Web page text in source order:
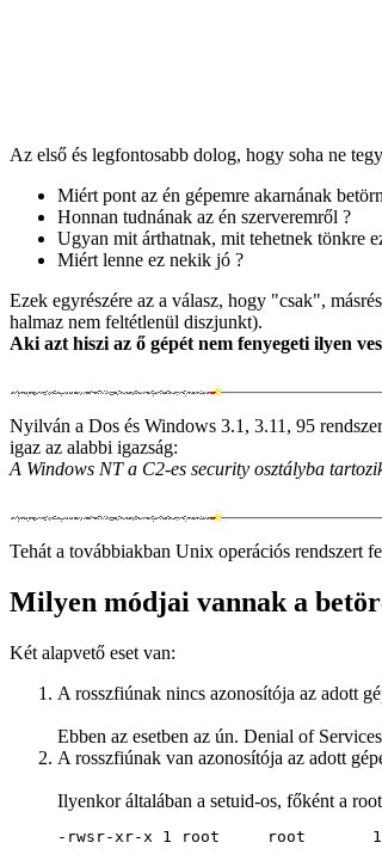
Az első és legfontosabb dolog, hogy soha ne
Miért pont az én gépemre akarnának
Honnan tudnának az én szerveremről ?
Ugyan mit árthatnak, mit tehetnek tönkre
Miért lenne ez nekik jó ?
Ezek egyrészére az a válasz, hogy "csak",
halmaz nem feltétlenül diszjunkt).
Aki azt hiszi az ő gépét nem fenyegeti ilyen
Nyilván a Dos és Windows 3.1, 3.11, 95
igaz az alabbi igazság:
A Windows NT a C2-es security osztályba
Tehát a továbbiakban Unix operációs rendszert
Milyen módjai vannak a
Két alapvető eset van:
A rosszfiúnak nincs azonosítója az adott
Ebben az esetben az ún. Denial of
A rosszfiúnak van azonosítója az adott
Ilyenkor általában a setuid-os, főként a
-rwsr-xr-x 1 root     root